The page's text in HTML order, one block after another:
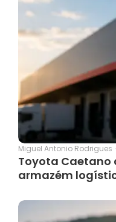
Miguel Antonio Rodrigues
Toyota Caetano
armazém